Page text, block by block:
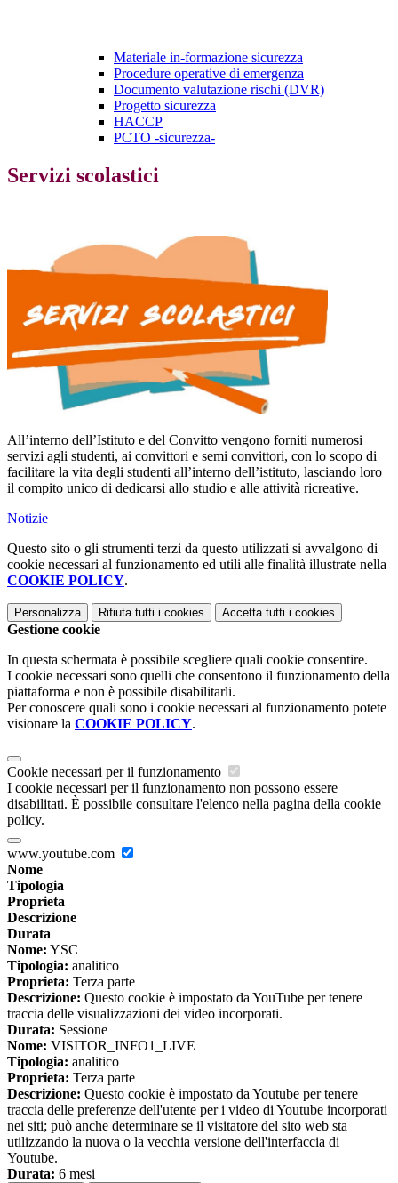
Materiale in-formazione sicurezza
Procedure operative di emergenza
Documento valutazione rischi (DVR)
Progetto sicurezza
HACCP
PCTO -sicurezza-
Servizi scolastici
All’interno dell’Istituto e del Convitto vengono forniti numerosi
servizi agli studenti, ai convittori e semi convittori, con lo scopo di
facilitare la vita degli studenti all’interno dell’istituto, lasciando loro
il compito unico di dedicarsi allo studio e alle attività ricreative.
Notizie
Questo sito o gli strumenti terzi da questo utilizzati si avvalgono di
cookie necessari al funzionamento ed utili alle finalità illustrate nella
COOKIE POLICY.
Personalizza Rifiuta tutti i cookies Accetta tutti i cookies
Gestione cookie
In questa schermata è possibile scegliere quali cookie consentire.
I cookie necessari sono quelli che consentono il funzionamento della
piattaforma e non è possibile disabilitarli.
Per conoscere quali sono i cookie necessari al funzionamento potete
visionare la COOKIE POLICY.
Cookie necessari per il funzionamento
I cookie necessari per il funzionamento non possono essere
disabilitati. È possibile consultare l'elenco nella pagina della cookie
policy.
www.youtube.com
Nome
Tipologia
Proprieta
Descrizione
Durata
Nome: YSC
Tipologia: analitico
Proprieta: Terza parte
Descrizione: Questo cookie è impostato da YouTube per tenere
traccia delle visualizzazioni dei video incorporati.
Durata: Sessione
Nome: VISITOR_INFO1_LIVE
Tipologia: analitico
Proprieta: Terza parte
Descrizione: Questo cookie è impostato da Youtube per tenere
traccia delle preferenze dell'utente per i video di Youtube incorporati
nei siti; può anche determinare se il visitatore del sito web sta
utilizzando la nuova o la vecchia versione dell'interfaccia di
Youtube.
Durata: 6 mesi